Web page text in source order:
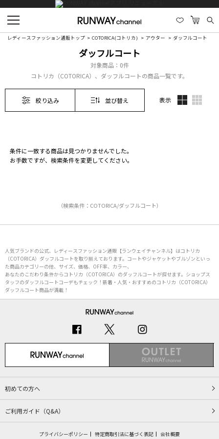
レディースファッション通販トップ COTORICA(コトリカ) アウター ダッフルコート
ダッフルコート
対象商品： 0件
コトリカ（COTORICA）、ダッフルコートの商品一覧です。
絞り込み 並び替え 表示
条件に一致する商品は見つかりませんでした。
お手数ですが、検索条件を変更してください。
（検索条件：COTORICA/ダッフルコート）
人気ブランドの公式、レディースファッション通販【ランウェイチャンネル】はコトリカ
（COTORICA）ダッフルコートを取り揃えております。コートやジャケットやブルゾンといっ
た商品カテゴリーの他、サイズ、価格、OFF率、カラー、
あなたのこだわり条件からコトリカ（COTORICA）のダッフルコートが探せます。ショップス
タッフのダッフルコートコーデもチェック！新着・人気・おすすめのコトリカ（COTORICA）
ダッフルコート商品が満載！
初めての方へ
ご利用ガイド（Q&A）
プライバシーポリシー 特定商取引法に基づく表記 会社概要